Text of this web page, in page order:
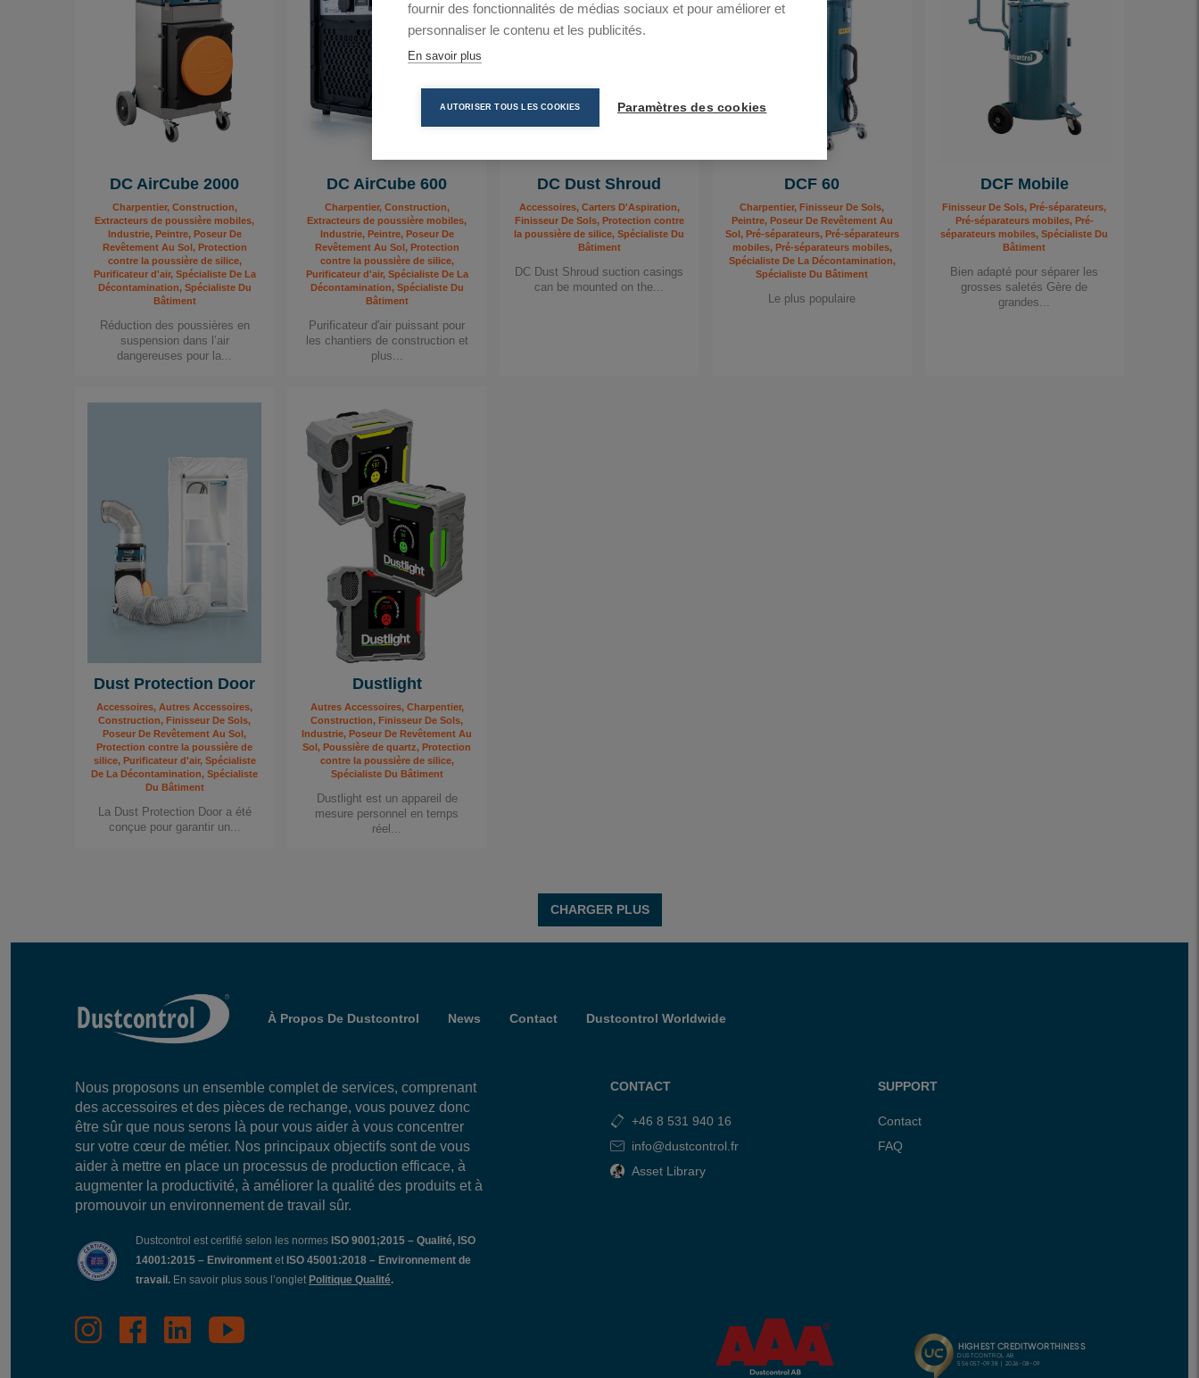
DC AirCube 2000
Charpentier, Construction,
Extracteurs de poussière mobiles,
Industrie, Peintre, Poseur De
Revêtement Au Sol, Protection
contre la poussière de silice,
Purificateur d'air, Spécialiste De La
Décontamination, Spécialiste Du
Bâtiment
Réduction des poussières en
suspension dans l’air
dangereuses pour la...
DC AirCube 600
Charpentier, Construction,
Extracteurs de poussière mobiles,
Industrie, Peintre, Poseur De
Revêtement Au Sol, Protection
contre la poussière de silice,
Purificateur d'air, Spécialiste De La
Décontamination, Spécialiste Du
Bâtiment
Purificateur d'air puissant pour
les chantiers de construction et
plus...
DC Dust Shroud
Accessoires, Carters D'Aspiration,
Finisseur De Sols, Protection contre
la poussière de silice, Spécialiste Du
Bâtiment
DC Dust Shroud suction casings
can be mounted on the...
DCF 60
Charpentier, Finisseur De Sols,
Peintre, Poseur De Revêtement Au
Sol, Pré-séparateurs, Pré-séparateurs
mobiles, Pré-séparateurs mobiles,
Spécialiste De La Décontamination,
Spécialiste Du Bâtiment
Le plus populaire
DCF Mobile
Finisseur De Sols, Pré-séparateurs,
Pré-séparateurs mobiles, Pré-
séparateurs mobiles, Spécialiste Du
Bâtiment
Bien adapté pour séparer les
grosses saletés Gère de
grandes...
Dust Protection Door
Accessoires, Autres Accessoires,
Construction, Finisseur De Sols,
Poseur De Revêtement Au Sol,
Protection contre la poussière de
silice, Purificateur d'air, Spécialiste
De La Décontamination, Spécialiste
Du Bâtiment
La Dust Protection Door a été
conçue pour garantir un...
Dustlight
Autres Accessoires, Charpentier,
Construction, Finisseur De Sols,
Industrie, Poseur De Revêtement Au
Sol, Poussière de quartz, Protection
contre la poussière de silice,
Spécialiste Du Bâtiment
Dustlight est un appareil de
mesure personnel en temps
réel...
CHARGER PLUS
À Propos De Dustcontrol News Contact Dustcontrol Worldwide
Nous proposons un ensemble complet de services, comprenant
des accessoires et des pièces de rechange, vous pouvez donc
être sûr que nous serons là pour vous aider à vous concentrer
sur votre cœur de métier. Nos principaux objectifs sont de vous
aider à mettre en place un processus de production efficace, à
augmenter la productivité, à améliorer la qualité des produits et à
promouvoir un environnement de travail sûr.
Dustcontrol est certifié selon les normes ISO 9001;2015 – Qualité, ISO
14001:2015 – Environment et ISO 45001:2018 – Environnement de
travail. En savoir plus sous l’onglet Politique Qualité.
CONTACT
+46 8 531 940 16
info@dustcontrol.fr
Asset Library
SUPPORT
Contact
FAQ
fournir des fonctionnalités de médias sociaux et pour améliorer et
personnaliser le contenu et les publicités.
En savoir plus
AUTORISER TOUS LES COOKIES Paramètres des cookies